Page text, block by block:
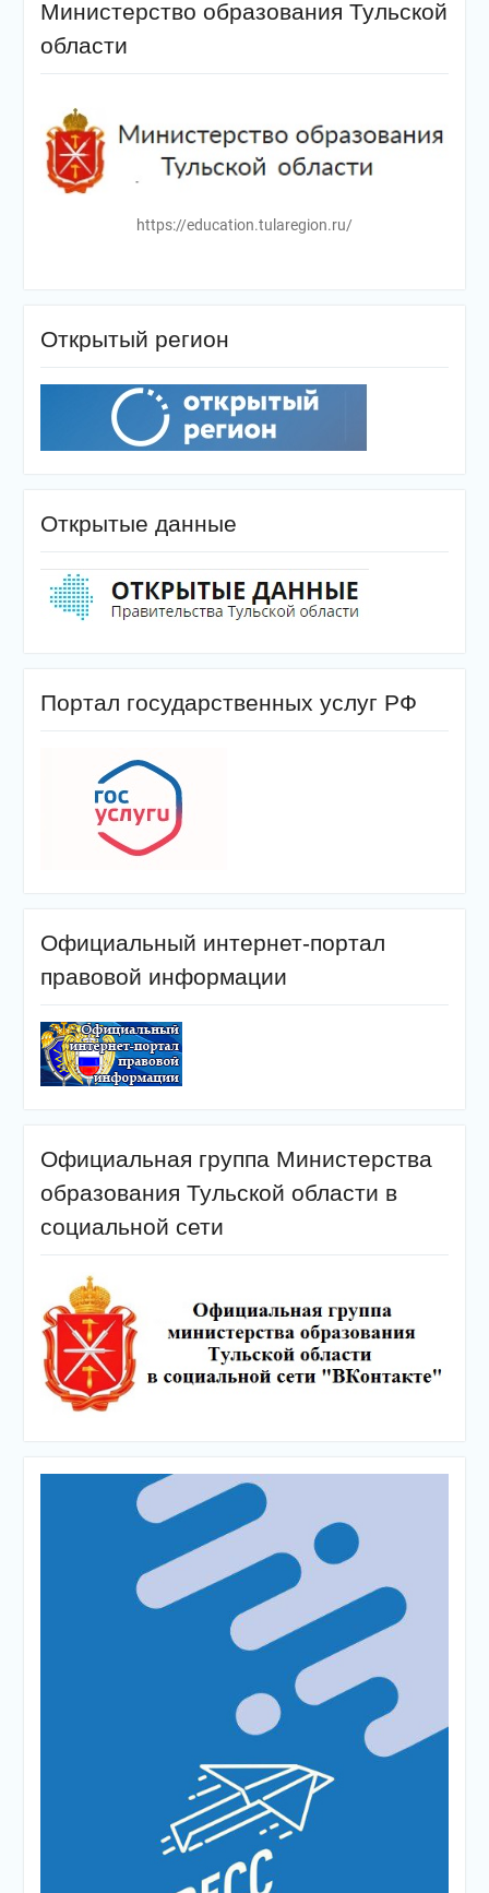
Министерство образования Тульской
области
https://education.tularegion.ru/
Открытый регион
Открытые данные
Портал государственных услуг РФ
Официальный интернет-портал
правовой информации
Официальная группа Министерства
образования Тульской области в
социальной сети